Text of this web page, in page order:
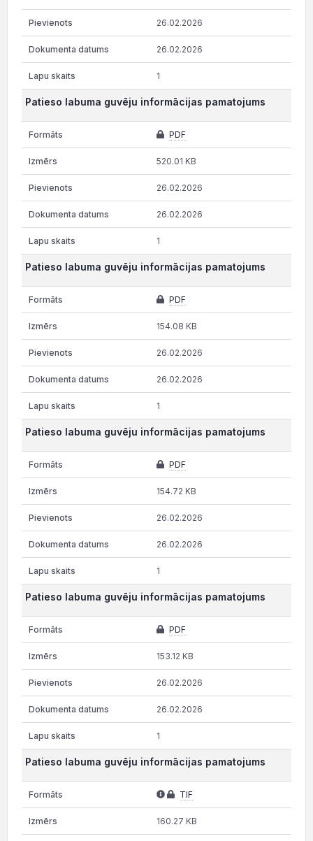
26.02.2026
26.02.2026
1
Patieso labuma guvēju informācijas pamatojums
PDF
520.01 KB
26.02.2026
26.02.2026
1
Patieso labuma guvēju informācijas pamatojums
PDF
154.08 KB
26.02.2026
26.02.2026
1
Patieso labuma guvēju informācijas pamatojums
PDF
154.72 KB
26.02.2026
26.02.2026
1
Patieso labuma guvēju informācijas pamatojums
PDF
153.12 KB
26.02.2026
26.02.2026
1
Patieso labuma guvēju informācijas pamatojums
TIF
160.27 KB